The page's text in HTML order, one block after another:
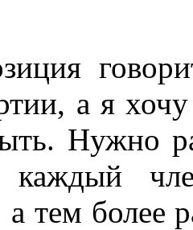
а я
Нужно
каждый
а тем более